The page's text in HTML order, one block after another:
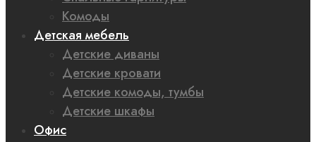
Комоды
Детская мебель
Детские диваны
Детские кровати
Детские комоды, тумбы
Детские шкафы
Офис